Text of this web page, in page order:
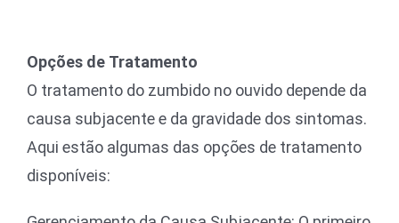
Opções de Tratamento
O tratamento do zumbido no ouvido depende da
causa subjacente e da gravidade dos sintomas.
Aqui estão algumas das opções de tratamento
disponíveis: